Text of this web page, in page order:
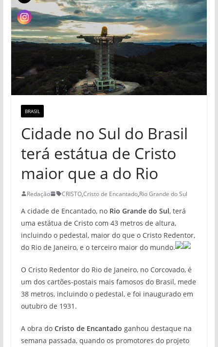
BRASIL
Cidade no Sul do Brasil
terá estátua de Cristo
maior que a do Rio
Redação CRISTO,Cristo de Encantado,Rio Grande do Sul
A cidade de Encantado, no Rio Grande do Sul, terá
uma estátua de Cristo com 43 metros de altura,
incluindo o pedestal, maior do que o Cristo Redentor,
do Rio de Janeiro, e o terceiro maior do mundo.
O Cristo Redentor do Rio de Janeiro, no Corcovado, é
um dos cartões-postais mais famosos do Brasil, mede
38 metros, incluindo o pedestal, e foi inaugurado em
outubro de 1931.
A obra doCristo de Encantado ganhou destaque na
semana passada, quando os promotores do projeto